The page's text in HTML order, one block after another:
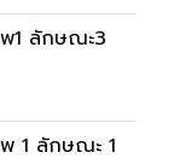
1 ลักษณะ3
1 ลักษณะ 1